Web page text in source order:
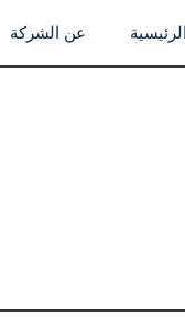
الرئيسية عن الشركة